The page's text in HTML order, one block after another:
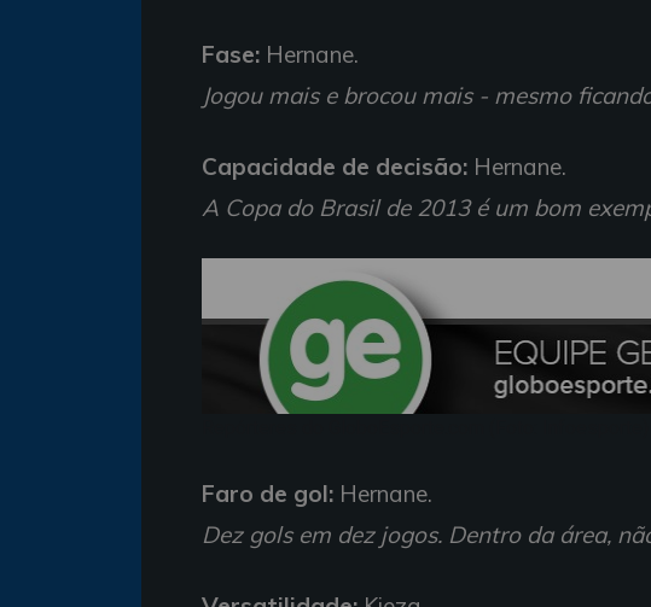
Fase: Hernane.
Jogou mais e brocou mais - mesmo
Capacidade de decisão: Hernane.
A Copa do Brasil de 2013 é um bom
Faro de gol: Hernane.
Dez gols em dez jogos. Dentro da área,